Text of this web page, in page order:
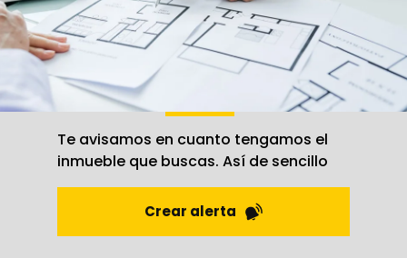
Crea una
Te avisamos en cuanto tengamos el
inmueble que buscas. Así de sencillo
Crear alerta